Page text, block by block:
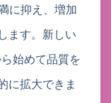
に抑え、増加
ます。新しい
始めて品質を
に拡大できま